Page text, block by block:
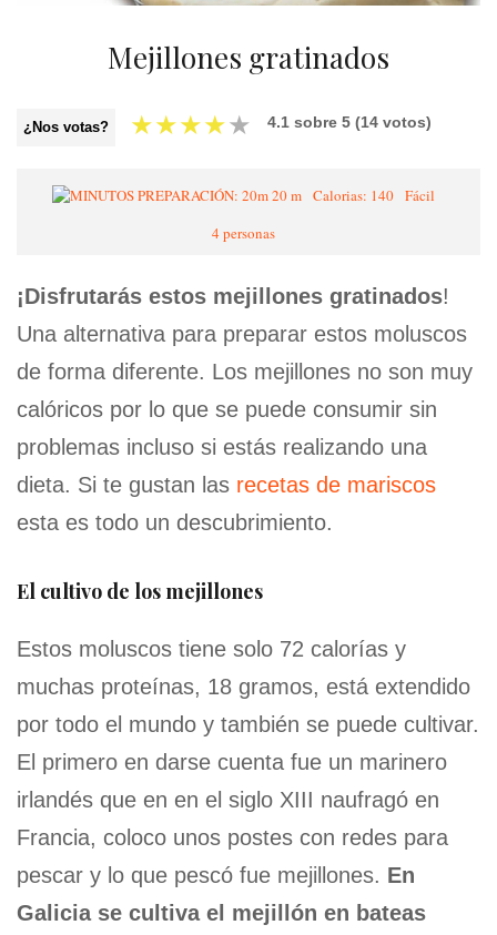
Mejillones gratinados
¿Nos votas? ★★★★★ 4.1 sobre 5 (14 votos)
20 m Calorias: 140 Fácil
4 personas
¡Disfrutarás estos mejillones gratinados!
Una alternativa para preparar estos moluscos
de forma diferente. Los mejillones no son muy
calóricos por lo que se puede consumir sin
problemas incluso si estás realizando una
dieta. Si te gustan las recetas de mariscos
esta es todo un descubrimiento.
El cultivo de los mejillones
Estos moluscos tiene solo 72 calorías y
muchas proteínas, 18 gramos, está extendido
por todo el mundo y también se puede cultivar.
El primero en darse cuenta fue un marinero
irlandés que en en el siglo XIII naufragó en
Francia, coloco unos postes con redes para
pescar y lo que pescó fue mejillones. En
Galicia se cultiva el mejillón en bateas